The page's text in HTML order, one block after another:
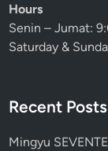
Hours
Senin – Jumat:
Saturday &
Recent Posts
Mingyu